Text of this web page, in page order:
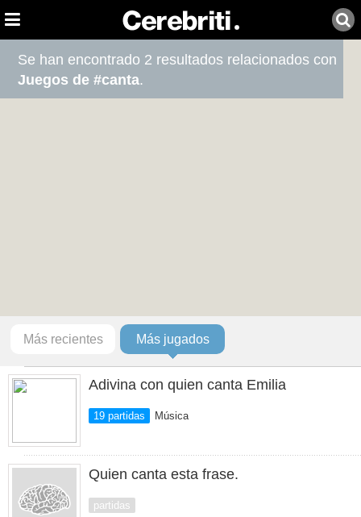
Se han encontrado 2 resultados relacionados con
Juegos de #canta.
Más recientes Más jugados
Adivina con quien canta Emilia
19 partidas Música
Quien canta esta frase.
partidas